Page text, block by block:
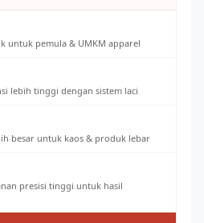
untuk pemula & UMKM apparel
lebih tinggi dengan sistem laci
besar untuk kaos & produk lebar
presisi tinggi untuk hasil